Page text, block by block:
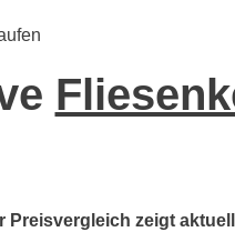
Preisvergleich zeigt